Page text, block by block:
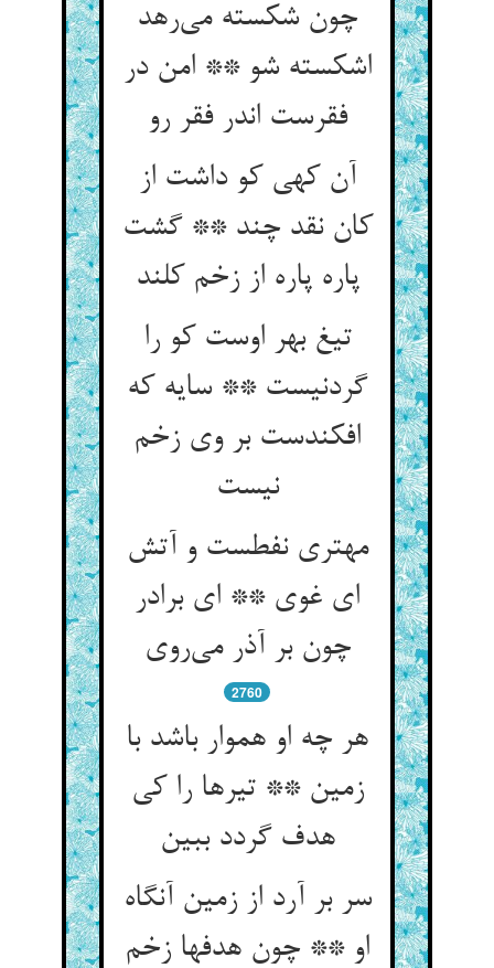
چون شکسته می‌رهد
اشکسته شو ** امن در
فقرست اندر فقر رو
آن کهی کو داشت از
کان نقد چند ** گشت
پاره پاره از زخم کلند
تیغ بهر اوست کو را
گردنیست ** سایه که
افکندست بر وی زخم
نیست
مهتری نفطست و آتش
ای غوی ** ای برادر
چون بر آذر می‌روی
2760
هر چه او هموار باشد با
زمین ** تیرها را کی
هدف گردد ببین
سر بر آرد از زمین آنگاه
او ** چون هدفها زخم